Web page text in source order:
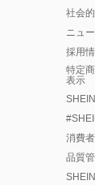
社会
ニュ
採用
特定
表示
消費
品質